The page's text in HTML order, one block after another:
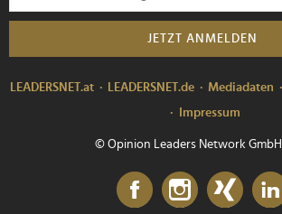
JETZT ANMELDEN
LEADERSNET.at LEADERSNET.de Mediadaten
Impressum
© Opinion Leaders Network